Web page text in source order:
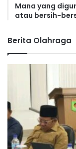
Mana yang
atau bersih-
Berita Olahraga